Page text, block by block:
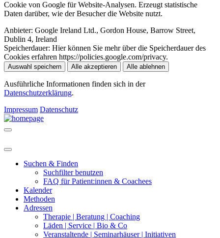
Cookie von Google für Website-Analysen. Erzeugt statistische
Daten darüber, wie der Besucher die Website nutzt.
Anbieter: Google Ireland Ltd., Gordon House, Barrow Street,
Dublin 4, Ireland
Speicherdauer: Hier können Sie mehr über die Speicherdauer des
Cookies erfahren https://policies.google.com/privacy.
Auswahl speichern Alle akzeptieren Alle ablehnen
Ausführliche Informationen finden sich in der
Datenschutzerklärung.
Impressum Datenschutz
Suchen & Finden
Suchfilter benutzen
FAQ für Patient:innen & Coachees
Kalender
Methoden
Adressen
Therapie | Beratung | Coaching
Läden | Service | Bio & Co
Veranstaltende | Seminarhäuser | Initiativen